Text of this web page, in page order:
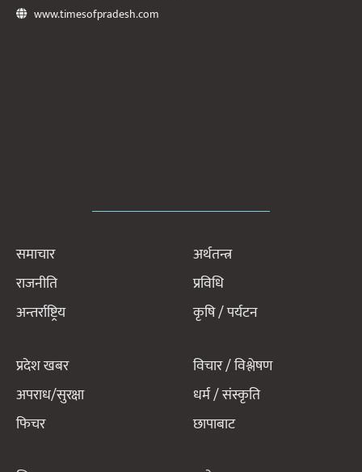
www.timesofpradesh.com
समाचार
राजनीति
अन्तर्राष्ट्रिय
अर्थतन्त्र
प्रविधि
कृषि / पर्यटन
प्रदेश खबर
अपराध/सुरक्षा
फिचर
विचार / विश्लेषण
धर्म / संस्कृति
छापाबाट